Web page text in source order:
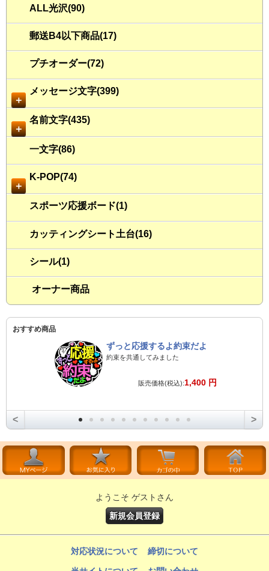
ALL光沢(90)
郵送B4以下商品(17)
プチオーダー(72)
＋
メッセージ文字(399)
＋
名前文字(435)
一文字(86)
＋
K-POP(74)
スポーツ応援ボード(1)
カッティングシート土台(16)
シール(1)
オーナー商品
おすすめ商品
ずっと応援するよ約束だよ
約束を共通してみました
販売価格(税込):1,400 円
< >
ようこそ ゲストさん
新規会員登録
対応状況について 締切について